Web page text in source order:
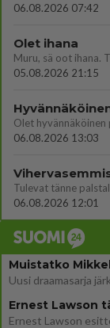
06.08.2026 07:42
Olet ihana
05.08.2026 21:15
Olet hyvännäköinen
06.08.2026 13:03
06.08.2026 12:01
Muistatko